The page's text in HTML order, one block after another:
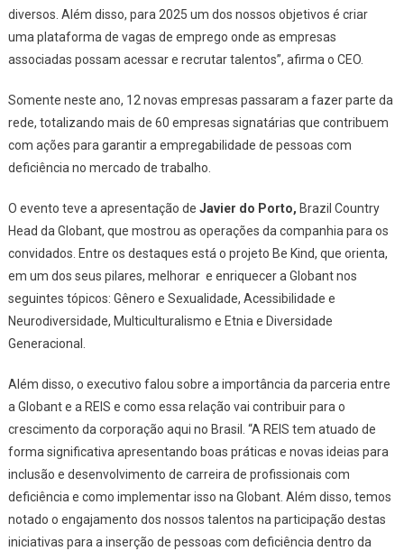
diversos. Além disso, para 2025 um dos nossos objetivos é criar
uma plataforma de vagas de emprego onde as empresas
associadas possam acessar e recrutar talentos”, afirma o CEO.
Somente neste ano, 12 novas empresas passaram a fazer parte da
rede, totalizando mais de 60 empresas signatárias que contribuem
com ações para garantir a empregabilidade de pessoas com
deficiência no mercado de trabalho.
O evento teve a apresentação de Javier do Porto, Brazil Country
Head da Globant, que mostrou as operações da companhia para os
convidados. Entre os destaques está o projeto Be Kind, que orienta,
em um dos seus pilares, melhorar e enriquecer a Globant nos
seguintes tópicos: Gênero e Sexualidade, Acessibilidade e
Neurodiversidade, Multiculturalismo e Etnia e Diversidade
Generacional.
Além disso, o executivo falou sobre a importância da parceria entre
a Globant e a REIS e como essa relação vai contribuir para o
crescimento da corporação aqui no Brasil. “A REIS tem atuado de
forma significativa apresentando boas práticas e novas ideias para
inclusão e desenvolvimento de carreira de profissionais com
deficiência e como implementar isso na Globant. Além disso, temos
notado o engajamento dos nossos talentos na participação destas
iniciativas para a inserção de pessoas com deficiência dentro da